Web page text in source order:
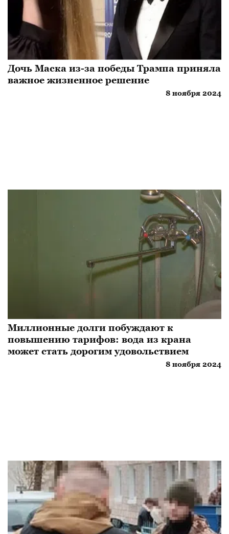
Дочь Маска из-за победы Трампа приняла
важное жизненное решение
8 ноября 2024
Миллионные долги побуждают к
повышению тарифов: вода из крана
может стать дорогим удовольствием
8 ноября 2024